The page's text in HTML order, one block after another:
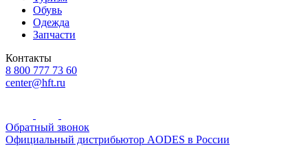
Обувь
Одежда
Запчасти
Контакты
8 800 777 73 60
center@hft.ru
Обратный звонок
Официальный дистрибьютор AODES в России